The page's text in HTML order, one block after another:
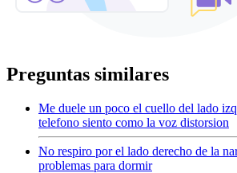
Preguntas similares
Me duele un poco el cuello del lado
telefono siento como la voz distorsion
No respiro por el lado derecho de la
problemas para dormir